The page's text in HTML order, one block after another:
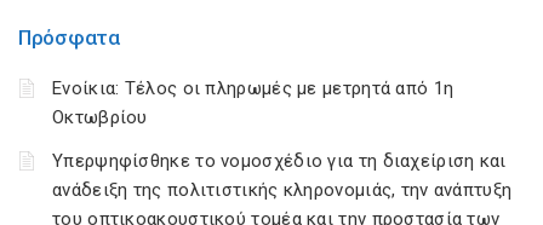
Πρόσφατα
Ενοίκια: Τέλος οι πληρωμές με μετρητά από 1η
Οκτωβρίου
Υπερψηφίσθηκε το νομοσχέδιο για τη διαχείριση και
ανάδειξη της πολιτιστικής κληρονομιάς, την ανάπτυξη
του οπτικοακουστικού τομέα και την προστασία των